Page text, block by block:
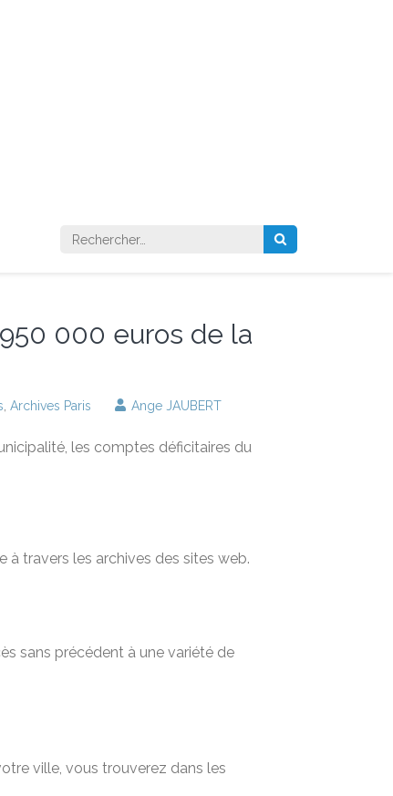
Rechercher :
000 euros de la
Archives Paris Ange JAUBERT
les comptes déficitaires du
à travers les archives des sites web.
sans précédent à une variété de
ville, vous trouverez dans les